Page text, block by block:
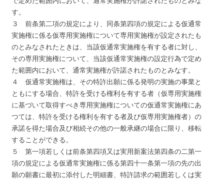
す。
３ 前条第二項の規定により、同条第四項の規定による仮通常
実施権に係る仮専用実施権について専用実施権が設定されたも
のとみなされたときは、当該仮通常実施権を有する者に対し、
その専用実施権について、当該仮通常実施権の設定行為で定め
た範囲内において、通常実施権が許諾されたものとみなす。
４ 仮通常実施権は、その特許出願に係る発明の実施の事業と
ともにする場合、特許を受ける権利を有する者（仮専用実施権
に基づいて取得すべき専用実施権についての仮通常実施権にあ
つては、特許を受ける権利を有する者及び仮専用実施権者）の
承諾を得た場合及び相続その他の一般承継の場合に限り、移転
することができる。
５ 第一項若しくは前条第四項又は実用新案法第四条の二第一
項の規定による仮通常実施権に係る第四十一条第一項の先の出
願の願書に最初に添付した明細書、特許請求の範囲若しくは実